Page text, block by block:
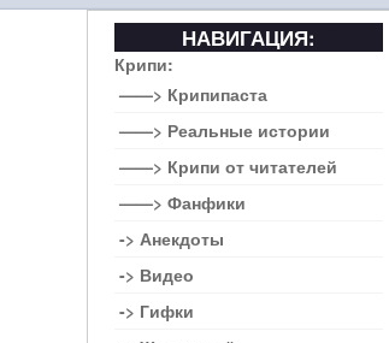
НАВИГАЦИЯ:
Крипи:
——> Крипипаста
——> Реальные истории
——> Крипи от читателей
——> Фанфики
-> Анекдоты
-> Видео
-> Гифки